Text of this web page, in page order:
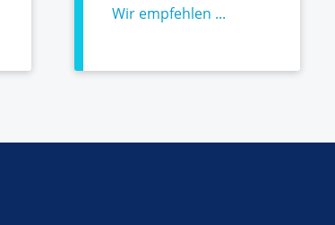
Wir empfehlen ...